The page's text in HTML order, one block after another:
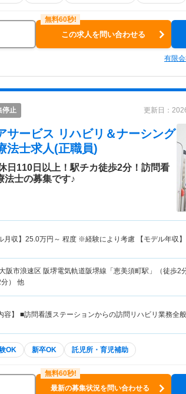
この求人を問い合わせる
有限
停止 更新日：
サービス リハビリ＆ナーシング
法士求人(正職員)
日110日以上！駅チカ徒歩2分！訪問看
法士の募集です♪
月収】 25.0万円～ 程度 ※経験により考慮 【モデル年収】
阪市浪速区 阪堺電気軌道阪堺線「恵美須町駅」（徒歩2
分） 他
容】 ■訪問看護ステーションからの訪問リハビリ業務全般
OK 新卒OK 託児所・育児補助
最新の募集状況を問い合わせる